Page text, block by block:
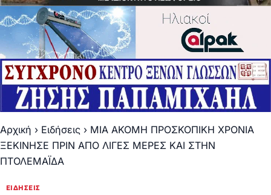
Αρχική › Ειδήσεις › ΜΙΑ ΑΚΟΜΗ ΠΡΟΣΚΟΠΙΚΗ ΧΡΟΝΙΑ
ΞΕΚΙΝΗΣΕ ΠΡΙΝ ΑΠΟ ΛΙΓΕΣ ΜΕΡΕΣ ΚΑΙ ΣΤΗΝ
ΠΤΟΛΕΜΑΪΔΑ
ΕΙΔΉΣΕΙΣ